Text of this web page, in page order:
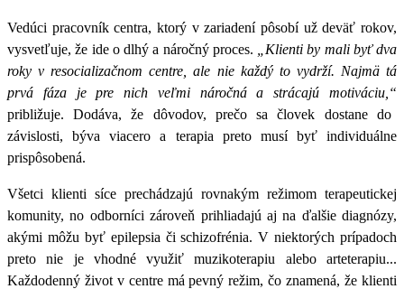
Vedúci pracovník centra, ktorý v zariadení pôsobí už deväť rokov,
vysvetľuje, že ide o dlhý a náročný proces. „Klienti by mali byť dva
roky v resocializačnom centre, ale nie každý to vydrží. Najmä tá
prvá fáza je pre nich veľmi náročná a strácajú motiváciu,“
približuje. Dodáva, že dôvodov, prečo sa človek dostane do
závislosti, býva viacero a terapia preto musí byť individuálne
prispôsobená.
Všetci klienti síce prechádzajú rovnakým režimom terapeutickej
komunity, no odborníci zároveň prihliadajú aj na ďalšie diagnózy,
akými môžu byť epilepsia či schizofrénia. V niektorých prípadoch
preto nie je vhodné využiť muzikoterapiu alebo arteterapiu...
Každodenný život v centre má pevný režim, čo znamená, že klienti